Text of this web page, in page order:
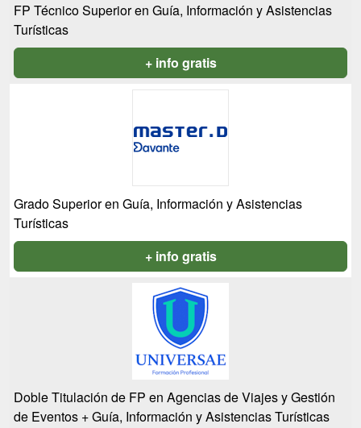
FP Técnico Superior en Guía, Información y Asistencias
Turísticas
+ info gratis
Grado Superior en Guía, Información y Asistencias
Turísticas
+ info gratis
Doble Titulación de FP en Agencias de Viajes y Gestión
de Eventos + Guía, Información y Asistencias Turísticas